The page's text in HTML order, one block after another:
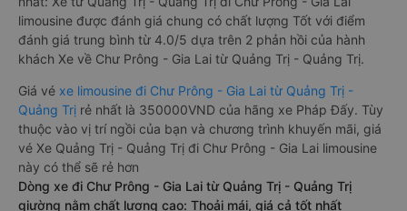
limousine được đánh giá chung có chất lượng Tốt với điểm
đánh giá trung bình từ 4.0/5 dựa trên 2 phản hồi của hành
khách Xe về Chư Prông - Gia Lai từ Quảng Trị - Quảng Trị.
Giá vé xe limousine đi Chư Prông - Gia Lai từ Quảng Trị -
Quảng Trị rẻ nhất là 350000VND của hãng xe Pháp Đấy. Tùy
thuộc vào vị trí ngồi của bạn và chương trình khuyến mãi, giá
vé Xe Quảng Trị - Quảng Trị đi Chư Prông - Gia Lai limousine
này có thể sẽ rẻ hơn
Dòng xe đi Chư Prông - Gia Lai từ Quảng Trị - Quảng Trị
giường nằm chất lượng cao: Thoải mái, giá cả tốt nhất